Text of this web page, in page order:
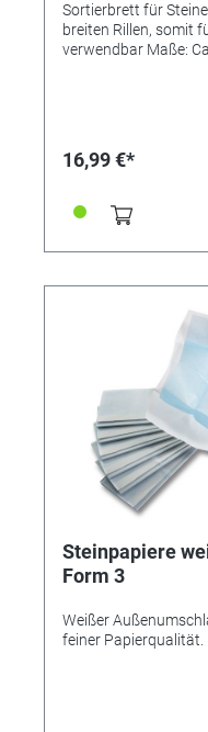
Sortierbrett für
breiten Rillen, somit
verwendbar Maße:
16,99 €*
Steinpapiere
Form 3
Weißer
feiner Papierqualität.